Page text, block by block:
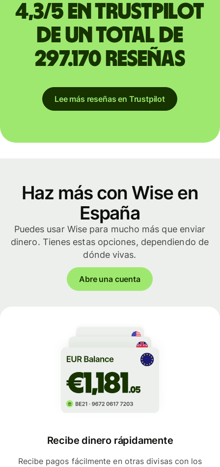
4,3/5 en Trustpilot
de un total de
297.170 reseñas
Lee más reseñas en Trustpilot
Haz más con Wise en
España
Puedes usar Wise para mucho más que enviar
dinero. Tienes estas opciones, dependiendo de
dónde vivas.
Abre una cuenta
Recibe dinero rápidamente
Recibe pagos fácilmente en otras divisas con los